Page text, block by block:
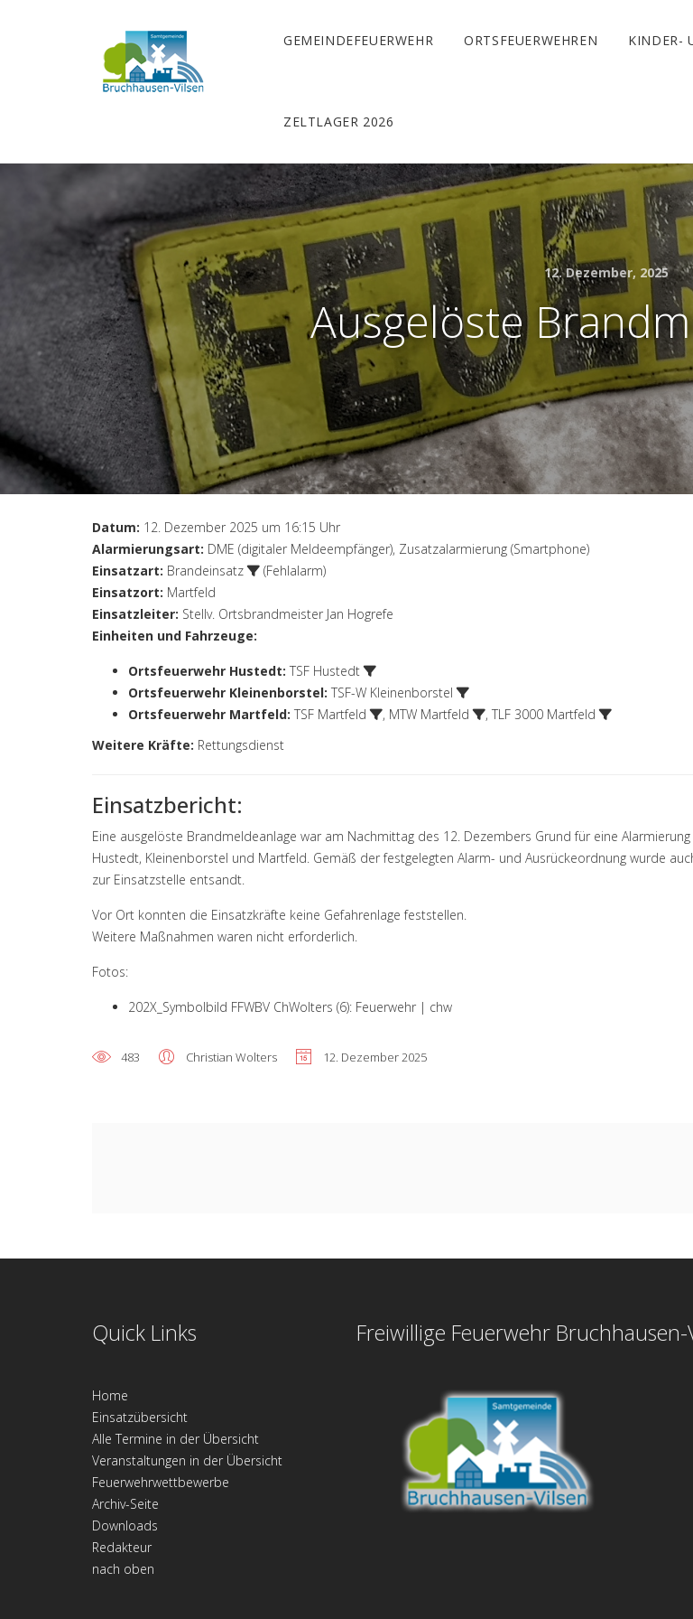
GEMEINDEFEUERWEHR ORTSFEUERWEHREN KINDER-
ZELTLAGER 2026
12. Dezember, 2025
Ausgelöste
Datum: 12. Dezember 2025 um 16:15 Uhr
Alarmierungsart: DME (digitaler Meldeempfänger), Zusatzalarmierung (Smartphone)
Einsatzart: Brandeinsatz
(Fehlalarm)
Einsatzort: Martfeld
Einsatzleiter: Stellv. Ortsbrandmeister Jan Hogrefe
Einheiten und Fahrzeuge:
Ortsfeuerwehr Hustedt: TSF Hustedt
Ortsfeuerwehr Kleinenborstel: TSF-W Kleinenborstel
Ortsfeuerwehr Martfeld: TSF Martfeld , MTW Martfeld , TLF 3000 Martfeld
Weitere Kräfte: Rettungsdienst
Einsatzbericht:
Eine ausgelöste Brandmeldeanlage war am Nachmittag des 12. Dezembers Grund für eine
Hustedt, Kleinenborstel und Martfeld. Gemäß der festgelegten Alarm- und Ausrückeordnung wurde
zur Einsatzstelle entsandt.
Vor Ort konnten die Einsatzkräfte keine Gefahrenlage feststellen.
Weitere Maßnahmen waren nicht erforderlich.
Fotos:
202X_Symbolbild FFWBV ChWolters (6): Feuerwehr | chw
483 Christian Wolters 12. Dezember 2025
Quick Links
Home
Einsatzübersicht
Alle Termine in der Übersicht
Veranstaltungen in der Übersicht
Feuerwehrwettbewerbe
Archiv-Seite
Downloads
Redakteur
nach oben
Freiwillige Feuerwehr Bruchhausen-